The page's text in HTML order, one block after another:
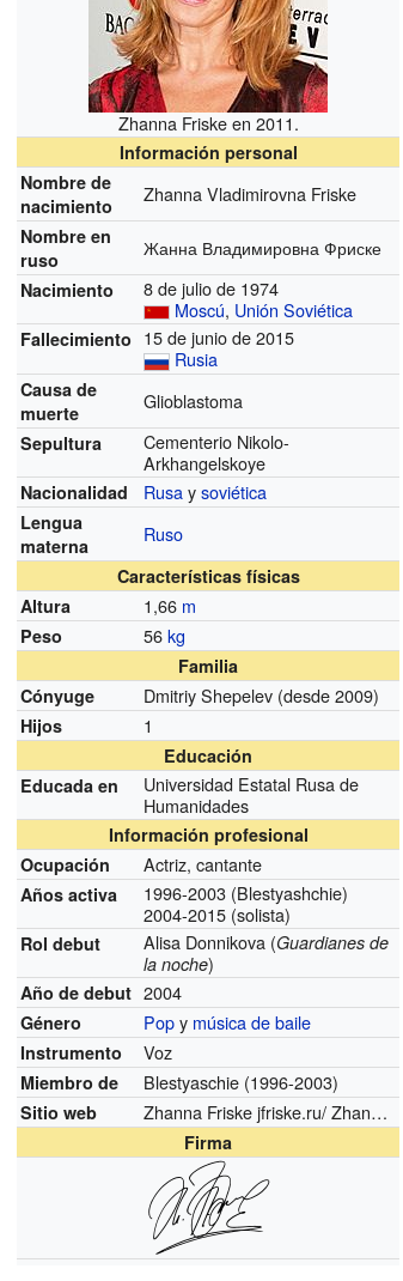
Zhanna Friske en 2011.
Información personal
Nombre de
nacimiento
Zhanna Vladimirovna Friske
Nombre en
ruso
Жанна Владимировна Фриске
Nacimiento
8 de julio de 1974
Moscú, Unión Soviética
Fallecimiento 15 de junio de 2015
Rusia
Causa de
muerte
Glioblastoma
Sepultura
Cementerio Nikolo-
Arkhangelskoye
Nacionalidad Rusaysoviética
Lengua
materna
Ruso
Características físicas
Altura
1,66 m
Peso 56kg
Familia
Cónyuge
Dmitriy Shepelev (desde 2009)
Hijos 1
Educación
Educada en
Universidad Estatal Rusa de
Humanidades
Información profesional
Ocupación
Actriz, cantante
Años activa
1996-2003 (Blestyashchie)
2004-2015 (solista)
Rol debut Alisa Donnikova (Guardianes de
la noche)
Año de debut 2004
Género Popy música de baile
Instrumento Voz
Miembro de Blestyaschie (1996-2003)
Sitio web Zhanna Friske jfriske.ru/ Zhanna Friske
Firma